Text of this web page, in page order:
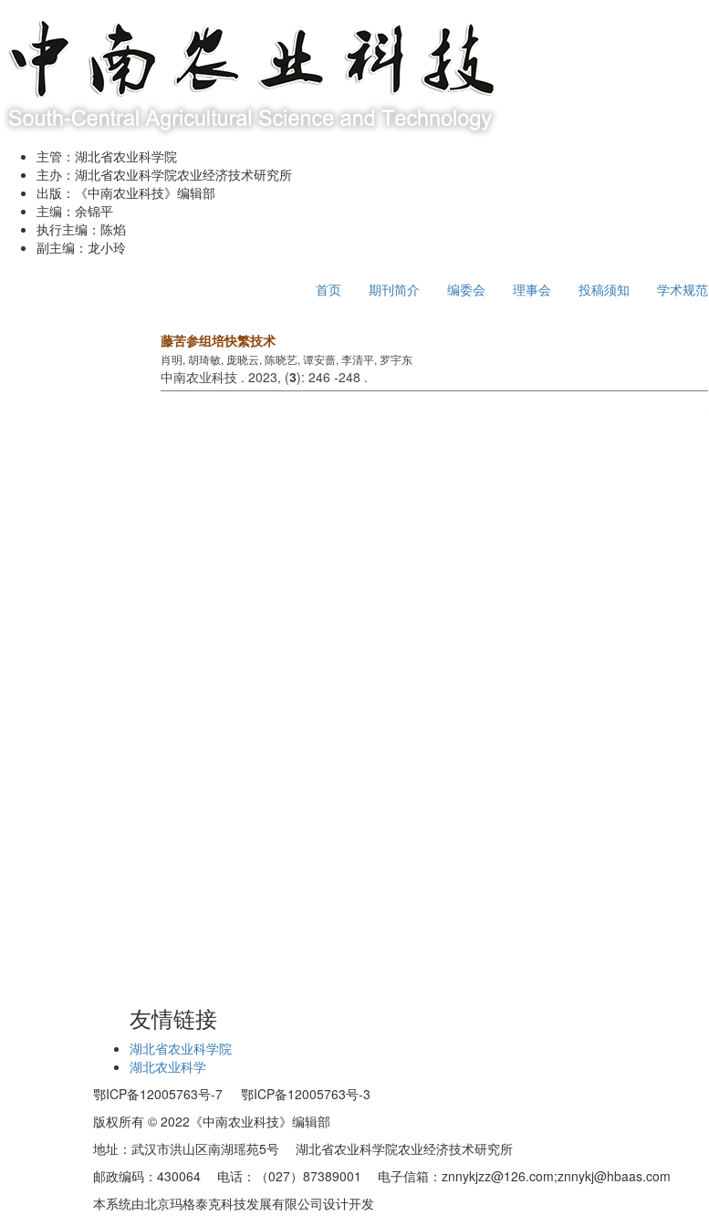
主管：湖北省农业科学院
主办：湖北省农业科学院农业经济技术研究所
出版：《中南农业科技》编辑部
主编：余锦平
执行主编：陈焰
副主编：龙小玲
首页 期刊简介 编委会 理事会 投稿须知 学术规范
藤苦参组培快繁技术
肖明, 胡琦敏, 庞晓云, 陈晓艺, 谭安蔷, 李清平, 罗宇东
中南农业科技 . 2023, (3): 246 -248 .
友情链接
湖北省农业科学院
湖北农业科学
鄂ICP备12005763号-7 鄂ICP备12005763号-3
版权所有 © 2022《中南农业科技》编辑部
地址：武汉市洪山区南湖瑶苑5号 湖北省农业科学院农业经济技术研究所
邮政编码：430064 电话：（027）87389001 电子信箱：znnykjzz@126.com;znnykj@hbaas.com
本系统由北京玛格泰克科技发展有限公司设计开发